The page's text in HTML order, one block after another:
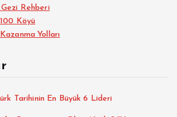
Rehberi
Köyü
Yolları
Tarihinin En Büyük 6 Lideri